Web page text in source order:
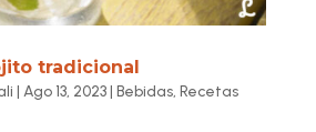
tradicional
| Ago 13, 2023| Bebidas, Recetas